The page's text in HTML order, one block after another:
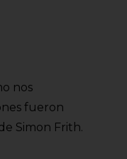
nos
fueron
Simon Frith.